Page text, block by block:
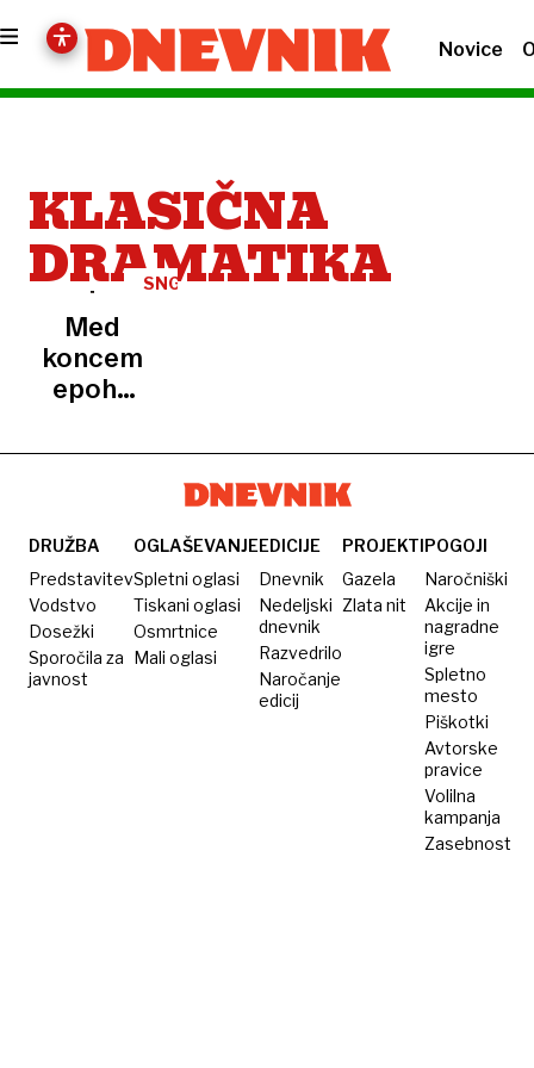
Novice
KLASIČNA
DRAMATIKA
SNG
Med
koncem
epohe
novimi
DRUŽBA
Predstavitev
Vodstvo
Dosežki
Sporočila za
javnost
OGLAŠEVANJE
Spletni oglasi
Tiskani oglasi
Osmrtnice
Mali oglasi
EDICIJE
Dnevnik
Nedeljski
dnevnik
Razvedrilo
Naročanje
edicij
PROJEKTI
Gazela
Zlata nit
POGOJI
Naročniški
Akcije in
nagradne
igre
Spletno
mesto
Piškotki
Avtorske
pravice
Volilna
kampanja
Zasebnost